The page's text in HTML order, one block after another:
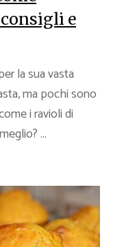
e
la sua vasta
ma pochi sono
i ravioli di
...